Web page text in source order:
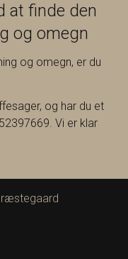
at finde den
og omegn
og omegn, er du
og har du et
Vi er klar